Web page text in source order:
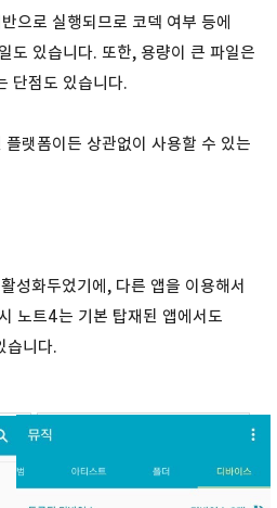
으로 실행되므로 코덱 여부 등에
도 있습니다. 또한, 용량이 큰 파일은
단점도 있습니다.
랫폼이든 상관없이 사용할 수 있는
성화두었기에, 다른 앱을 이용해서
노트4는 기본 탑재된 앱에서도
습니다.